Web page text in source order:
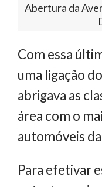
Abertura da
Com essa
uma ligação
abrigava as
área com o
automóveis
Para efetivar